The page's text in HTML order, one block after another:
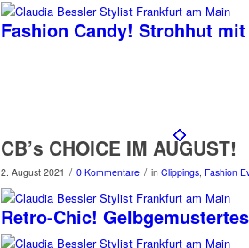
Fashion Candy! Strohhut
CB’s CHOICE IM AUGUST!
2. August 2021 / 0 Kommentare / in Clippings, Fashion
Retro-Chic!